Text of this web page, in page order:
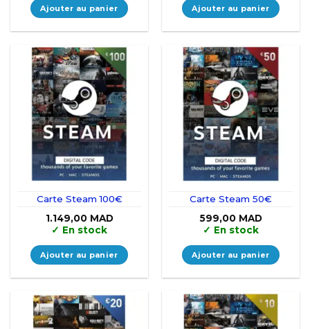
Ajouter au panier Ajouter au panier
Carte Steam 100€
1.149,00 MAD
✓ En stock
Ajouter au panier
Carte Steam 50€
599,00 MAD
✓ En stock
Ajouter au panier